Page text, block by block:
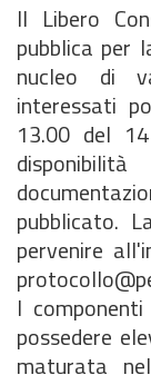
Il Libero
pubblica per
nucleo di
interessati
13.00 del
pubblicato.
pervenire
I
possedere
maturata